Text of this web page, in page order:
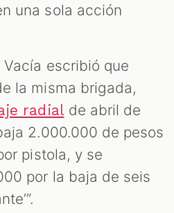
una sola acción
escribió que
la misma brigada,
radialde abril de
2.000.000 de pesos
pistola, y se
por la baja de seis